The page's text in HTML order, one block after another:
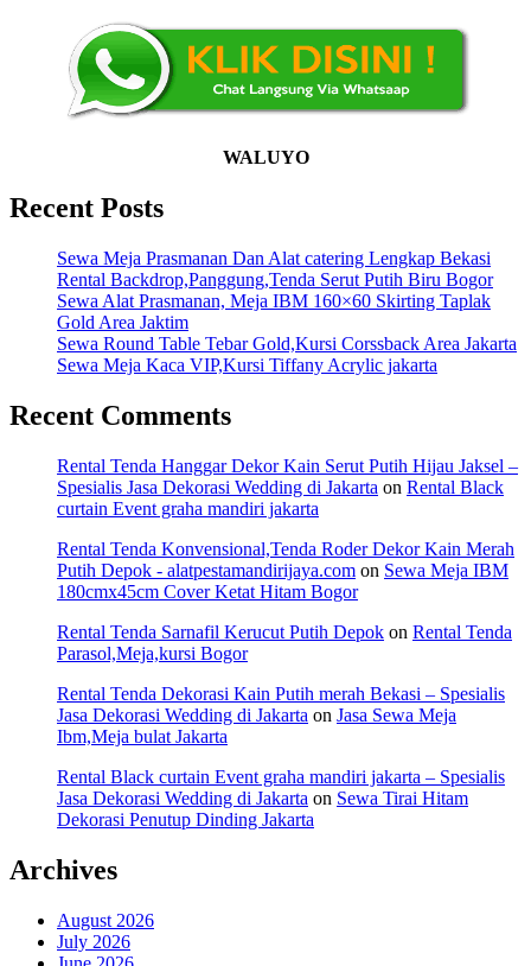
WALUYO
Recent Posts
Sewa Meja Prasmanan Dan Alat catering Lengkap Bekasi
Rental Backdrop,Panggung,Tenda Serut Putih Biru Bogor
Sewa Alat Prasmanan, Meja IBM 160×60 Skirting Taplak
Gold Area Jaktim
Sewa Round Table Tebar Gold,Kursi Corssback Area Jakarta
Sewa Meja Kaca VIP,Kursi Tiffany Acrylic jakarta
Recent Comments
Rental Tenda Hanggar Dekor Kain Serut Putih Hijau Jaksel –
Spesialis Jasa Dekorasi Wedding di Jakarta on Rental Black
curtain Event graha mandiri jakarta
Rental Tenda Konvensional,Tenda Roder Dekor Kain Merah
Putih Depok - alatpestamandirijaya.com on Sewa Meja IBM
180cmx45cm Cover Ketat Hitam Bogor
Rental Tenda Sarnafil Kerucut Putih Depok on Rental Tenda
Parasol,Meja,kursi Bogor
Rental Tenda Dekorasi Kain Putih merah Bekasi – Spesialis
Jasa Dekorasi Wedding di Jakarta on Jasa Sewa Meja
Ibm,Meja bulat Jakarta
Rental Black curtain Event graha mandiri jakarta – Spesialis
Jasa Dekorasi Wedding di Jakarta on Sewa Tirai Hitam
Dekorasi Penutup Dinding Jakarta
Archives
August 2026
July 2026